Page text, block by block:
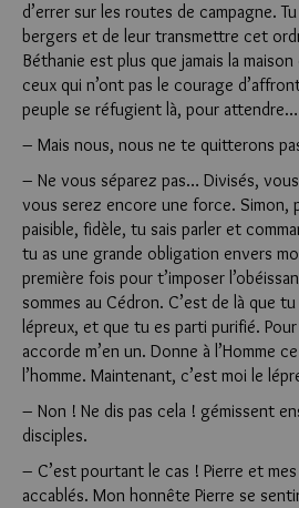
d’errer sur les routes de campagne.
bergers et de leur transmettre cet
Béthanie est plus que jamais la
ceux qui n’ont pas le courage
peuple se réfugient là, pour attendre…
– Mais nous, nous ne te quitterons
– Ne vous séparez pas… Divisés,
vous serez encore une force. Simon,
paisible, fidèle, tu sais parler et
tu as une grande obligation envers
première fois pour t’imposer
sommes au Cédron. C’est de là que
lépreux, et que tu es parti purifié.
accorde m’en un. Donne à l’Homme
l’homme. Maintenant, c’est moi le
– Non ! Ne dis pas cela ! gémissent
disciples.
– C’est pourtant le cas ! Pierre et
accablés. Mon honnête Pierre se